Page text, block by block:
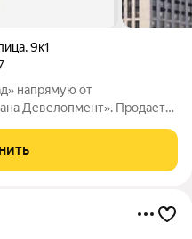
,9к1
напрямую от
Девелопмент». Продается
кв. м. Жилой комплекс